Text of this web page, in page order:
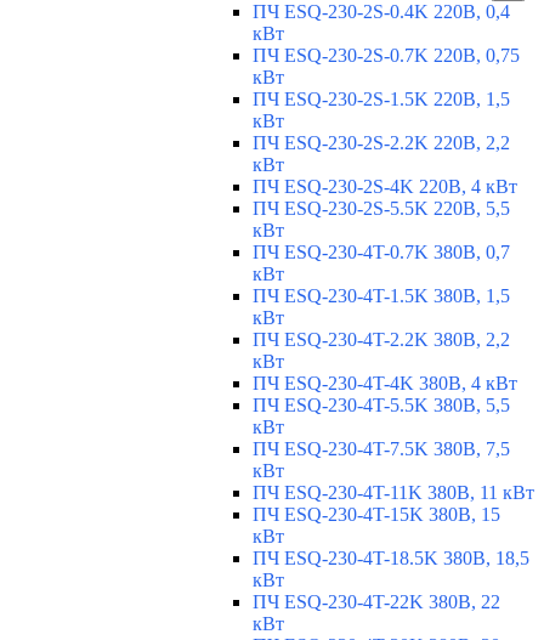
ПЧ ESQ-230-2S-0.4K 220В, 0,4
кВт
ПЧ ESQ-230-2S-0.7K 220В, 0,75
кВт
ПЧ ESQ-230-2S-1.5K 220В, 1,5
кВт
ПЧ ESQ-230-2S-2.2K 220В, 2,2
кВт
ПЧ ESQ-230-2S-4K 220В, 4 кВт
ПЧ ESQ-230-2S-5.5K 220В, 5,5
кВт
ПЧ ESQ-230-4T-0.7K 380В, 0,7
кВт
ПЧ ESQ-230-4T-1.5K 380В, 1,5
кВт
ПЧ ESQ-230-4T-2.2K 380В, 2,2
кВт
ПЧ ESQ-230-4T-4K 380В, 4 кВт
ПЧ ESQ-230-4T-5.5K 380В, 5,5
кВт
ПЧ ESQ-230-4T-7.5K 380В, 7,5
кВт
ПЧ ESQ-230-4T-11K 380В, 11 кВт
ПЧ ESQ-230-4T-15K 380В, 15
кВт
ПЧ ESQ-230-4T-18.5K 380В, 18,5
кВт
ПЧ ESQ-230-4T-22K 380В, 22
кВт